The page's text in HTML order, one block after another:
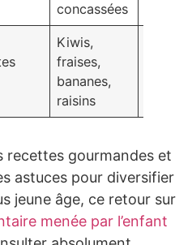
concassées
Kiwis,
fraises,
bananes,
raisins
recettes gourmandes et
astuces pour diversifier
jeune âge, ce retour sur
menée par l’enfant